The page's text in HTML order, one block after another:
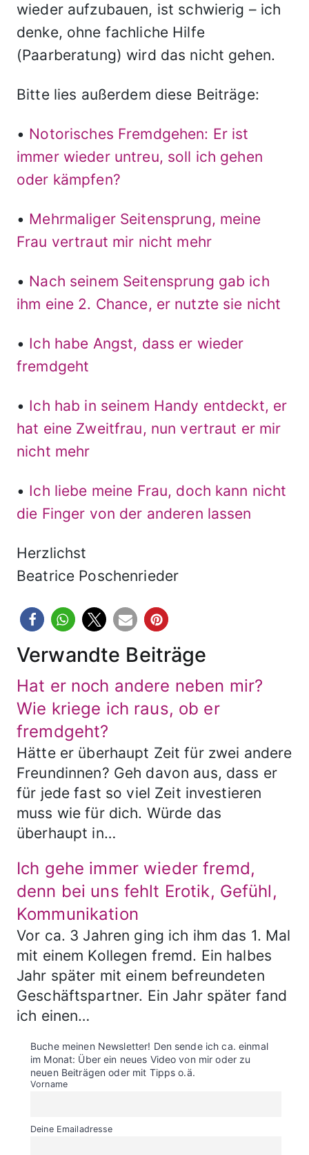
wieder aufzubauen, ist schwierig – ich
denke, ohne fachliche Hilfe
(Paarberatung) wird das nicht gehen.
Bitte lies außerdem diese Beiträge:
• Notorisches Fremdgehen: Er ist
immer wieder untreu, soll ich gehen
oder kämpfen?
• Mehrmaliger Seitensprung, meine
Frau vertraut mir nicht mehr
• Nach seinem Seitensprung gab ich
ihm eine 2. Chance, er nutzte sie nicht
• Ich habe Angst, dass er wieder
fremdgeht
• Ich hab in seinem Handy entdeckt, er
hat eine Zweitfrau, nun vertraut er mir
nicht mehr
• Ich liebe meine Frau, doch kann nicht
die Finger von der anderen lassen
Herzlichst
Beatrice Poschenrieder
Verwandte Beiträge
Hat er noch andere neben mir?
Wie kriege ich raus, ob er
fremdgeht?
Hätte er überhaupt Zeit für zwei andere
Freundinnen? Geh davon aus, dass er
für jede fast so viel Zeit investieren
muss wie für dich. Würde das
überhaupt in…
Ich gehe immer wieder fremd,
denn bei uns fehlt Erotik, Gefühl,
Kommunikation
Vor ca. 3 Jahren ging ich ihm das 1. Mal
mit einem Kollegen fremd. Ein halbes
Jahr später mit einem befreundeten
Geschäftspartner. Ein Jahr später fand
ich einen…
Buche meinen Newsletter! Den sende ich ca. einmal
im Monat: Über ein neues Video von mir oder zu
neuen Beiträgen oder mit Tipps o.ä.
Vorname
Deine Emailadresse